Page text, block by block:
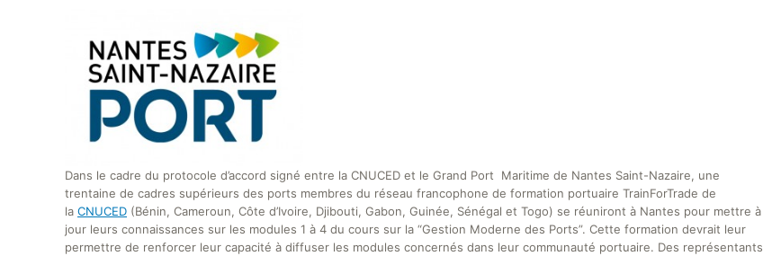
Dans le cadre du protocole d’accord signé entre la CNUCED et le Grand Port Maritime de Nantes Saint-Nazaire, une
trentaine de cadres supérieurs des ports membres du réseau francophone de formation portuaire TrainForTrade de
la CNUCED (Bénin, Cameroun, Côte d’Ivoire, Djibouti, Gabon, Guinée, Sénégal et Togo) se réuniront à Nantes pour mettre à
jour leurs connaissances sur les modules 1 à 4 du cours sur la “Gestion Moderne des Ports”. Cette formation devrait leur
permettre de renforcer leur capacité à diffuser les modules concernés dans leur communauté portuaire. Des représentants